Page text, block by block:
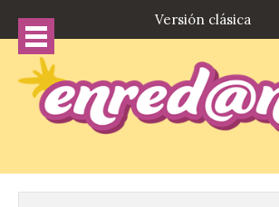
Versión clásica